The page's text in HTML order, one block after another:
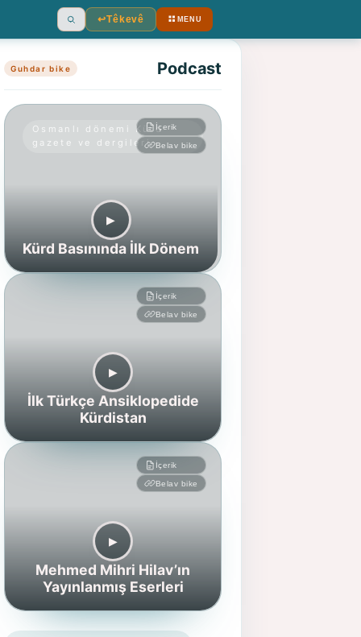
Ara ↩︎Têkevê MENU
Guhdar bike Podcast
Osmanlı dönemi Kürd
gazete ve dergileri
İçerik
Belav bike
▶︎
Kürd Basınında İlk Dönem
İçerik
Belav bike
▶︎
İlk Türkçe Ansiklopedide
Kürdistan
İçerik
Belav bike
▶︎
Mehmed Mihri Hilav’ın
Yayınlanmış Eserleri